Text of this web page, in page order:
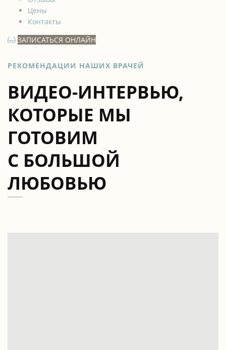
Цены
Контакты
ЗАПИСАТЬСЯ ОНЛАЙН
РЕКОМЕНДАЦИИ НАШИХ ВРАЧЕЙ
ВИДЕО-ИНТЕРВЬЮ,
КОТОРЫЕ МЫ
ГОТОВИМ
С БОЛЬШОЙ
ЛЮБОВЬЮ